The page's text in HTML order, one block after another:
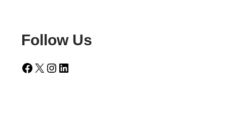
Follow Us
Facebook X Instagram LinkedIn